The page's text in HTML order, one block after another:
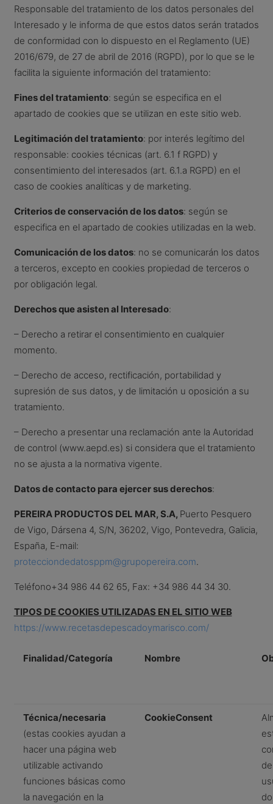
Responsable del tratamiento de los datos personales del
Interesado y le informa de que estos datos serán tratados
de conformidad con lo dispuesto en el Reglamento (UE)
2016/679, de 27 de abril de 2016 (RGPD), por lo que se le
facilita la siguiente información del tratamiento:
Fines del tratamiento: según se especifica en el
apartado de cookies que se utilizan en este sitio web.
Legitimación del tratamiento: por interés legítimo del
responsable: cookies técnicas (art. 6.1 f RGPD) y
consentimiento del interesados (art. 6.1.a RGPD) en el
caso de cookies analíticas y de marketing.
Criterios de conservación de los datos: según se
especifica en el apartado de cookies utilizadas en la web.
Comunicación de los datos: no se comunicarán los datos
a terceros, excepto en cookies propiedad de terceros o
por obligación legal.
Derechos que asisten al Interesado:
– Derecho a retirar el consentimiento en cualquier
momento.
– Derecho de acceso, rectificación, portabilidad y
supresión de sus datos, y de limitación u oposición a su
tratamiento.
– Derecho a presentar una reclamación ante la Autoridad
de control (www.aepd.es) si considera que el tratamiento
no se ajusta a la normativa vigente.
Datos de contacto para ejercer sus derechos:
PEREIRA PRODUCTOS DEL MAR, S.A, Puerto Pesquero
de Vigo, Dársena 4, S/N, 36202, Vigo, Pontevedra, Galicia,
España, E-mail:
protecciondedatosppm@grupopereira.com.
Teléfono+34 986 44 62 65, Fax: +34 986 44 34 30.
TIPOS DE COOKIES UTILIZADAS EN EL SITIO WEB
https://www.recetasdepescadoymarisco.com/
Finalidad/Categoría Nombre
Técnica/necesaria
(estas cookies ayudan a
hacer una página web
utilizable activando
funciones básicas como
la navegación en la
CookieConsent